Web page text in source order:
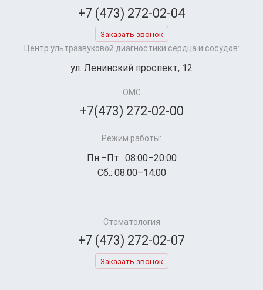
+7 (473) 272-02-04
Заказать звонок
Центр ультразвуковой диагностики сердца и сосудов:
ул. Ленинский проспект, 12
ОМС
+7(473) 272-02-00
Режим работы:
Пн.–Пт.: 08:00–20:00
Сб.: 08:00–14:00
Стоматология
+7 (473) 272-02-07
Заказать звонок